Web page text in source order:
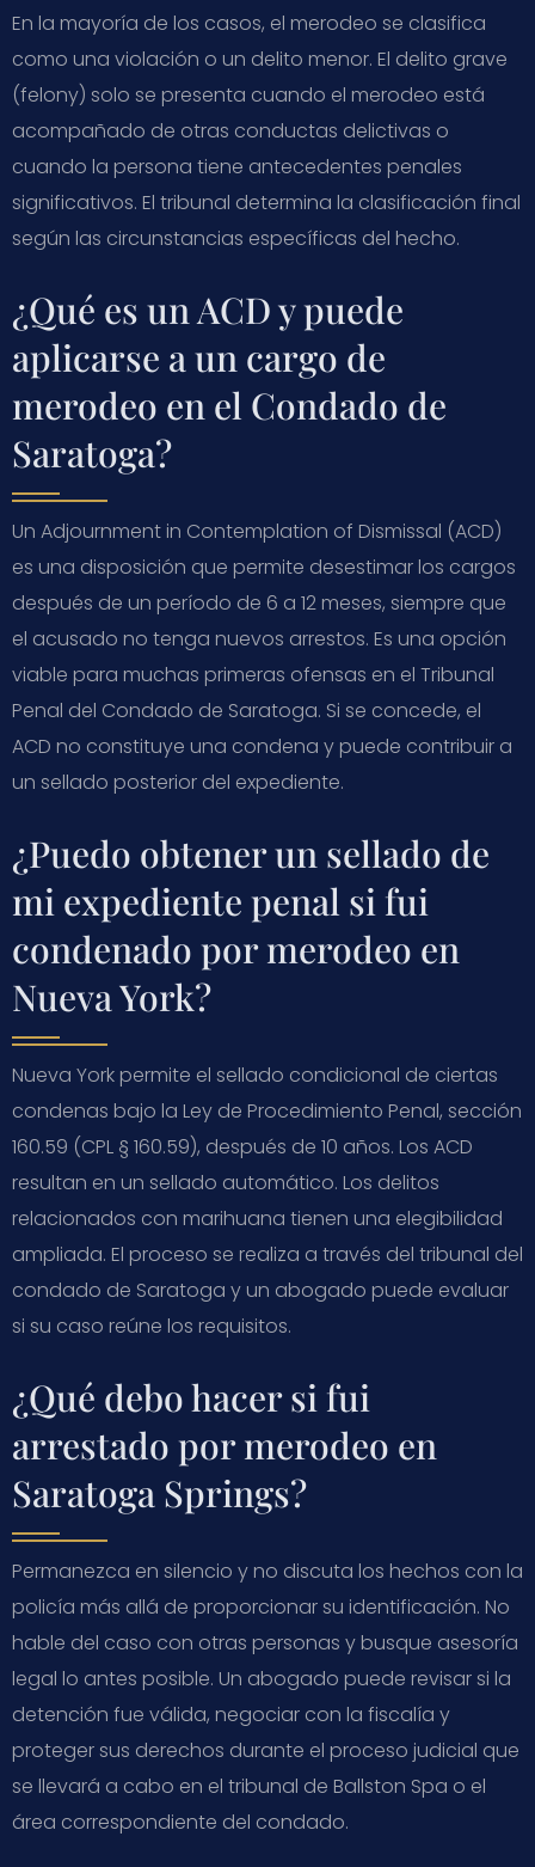
En la mayoría de los casos, el merodeo se clasifica
como una violación o un delito menor. El delito grave
(felony) solo se presenta cuando el merodeo está
acompañado de otras conductas delictivas o
cuando la persona tiene antecedentes penales
significativos. El tribunal determina la clasificación final
según las circunstancias específicas del hecho.
¿Qué es un ACD y puede
aplicarse a un cargo de
merodeo en el Condado de
Saratoga?
Un Adjournment in Contemplation of Dismissal (ACD)
es una disposición que permite desestimar los cargos
después de un período de 6 a 12 meses, siempre que
el acusado no tenga nuevos arrestos. Es una opción
viable para muchas primeras ofensas en el Tribunal
Penal del Condado de Saratoga. Si se concede, el
ACD no constituye una condena y puede contribuir a
un sellado posterior del expediente.
¿Puedo obtener un sellado de
mi expediente penal si fui
condenado por merodeo en
Nueva York?
Nueva York permite el sellado condicional de ciertas
condenas bajo la Ley de Procedimiento Penal, sección
160.59 (CPL § 160.59), después de 10 años. Los ACD
resultan en un sellado automático. Los delitos
relacionados con marihuana tienen una elegibilidad
ampliada. El proceso se realiza a través del tribunal del
condado de Saratoga y un abogado puede evaluar
si su caso reúne los requisitos.
¿Qué debo hacer si fui
arrestado por merodeo en
Saratoga Springs?
Permanezca en silencio y no discuta los hechos con la
policía más allá de proporcionar su identificación. No
hable del caso con otras personas y busque asesoría
legal lo antes posible. Un abogado puede revisar si la
detención fue válida, negociar con la fiscalía y
proteger sus derechos durante el proceso judicial que
se llevará a cabo en el tribunal de Ballston Spa o el
área correspondiente del condado.